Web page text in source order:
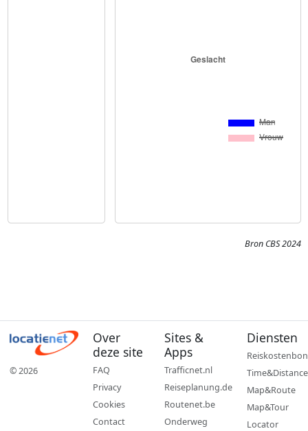
Bron CBS 2024
© 2026
Over
deze site
FAQ
Privacy
Cookies
Contact
Sites &
Apps
Trafficnet.nl
Reiseplanung.de
Routenet.be
Onderweg
Diensten
Reiskostenbon
Time&Distance
Map&Route
Map&Tour
Locator